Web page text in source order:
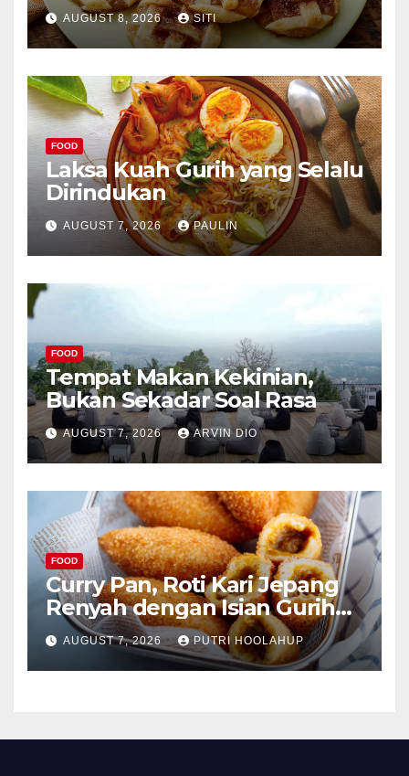
AUGUST 8, 2026 SITI
FOOD
Laksa Kuah Gurih yang Selalu
Dirindukan
AUGUST 7, 2026 PAULIN
FOOD
Tempat Makan Kekinian,
Bukan Sekadar Soal Rasa
AUGUST 7, 2026 ARVIN DIO
FOOD
Curry Pan, Roti Kari Jepang
Renyah dengan Isian Gurih
Menggoda
AUGUST 7, 2026 PUTRI HOOLAHUP